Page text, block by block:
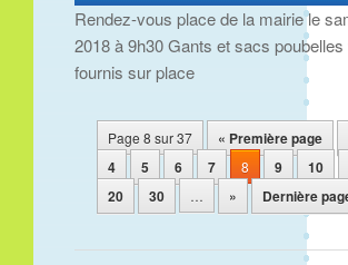
Rendez-vous place de la mairie le
2018 à 9h30 Gants et sacs
fournis sur place
Navigation des articles
Page 8 sur 37 « Première page
4 5 6 7 8 9 10
20 30 … » Dernière